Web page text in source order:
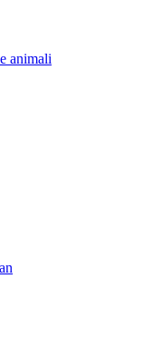
animali